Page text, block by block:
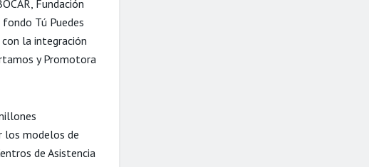
Fundación
Tú Puedes
la integración
y Promotora
los modelos de
de Asistencia